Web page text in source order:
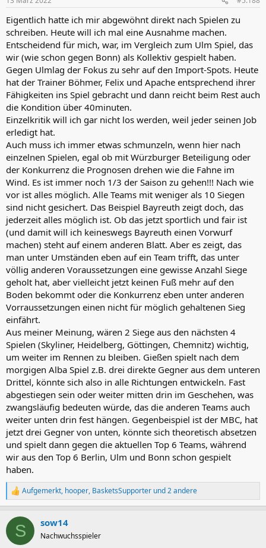
e
:
Eigentlich hatte ich mir abgewöhnt direkt nach Spielen zu
schreiben. Heute will ich mal eine Ausnahme machen.
Entscheidend für mich, war, im Vergleich zum Ulm Spiel, das
wir (wie schon gegen Bonn) als Kollektiv gespielt haben.
Gegen Ulmlag der Fokus zu sehr auf den Import-Spots. Heute
hat der Trainer Böhmer, Felix und Apache entsprechend ihrer
Fähigkeiten ins Spiel gebracht und dann reicht beim Rest auch
die Kondition über 40minuten.
Einzelkritik will ich gar nicht los werden, weil jeder seinen Job
erledigt hat.
Auch muss ich immer etwas schmunzeln, wenn hier nach
einzelnen Spielen, egal ob mit Würzburger Beteiligung oder
der Konkurrenz die Prognosen drehen wie die Fahne im
Wind. Es ist immer noch 1/3 der Saison zu gehen!!! Nach wie
vor ist alles möglich. Alle Teams mit weniger als 10 Siegen
sind nicht gesichert. Das Beispiel Bayreuth zeigt doch, das
jederzeit alles möglich ist. Ob das jetzt sportlich und fair ist
(und damit will ich keineswegs Bayreuth einen Vorwurf
machen) steht auf einem anderen Blatt. Aber es zeigt, das
man unter Umständen eben auf ein Team trifft, das unter
völlig anderen Voraussetzungen eine gewisse Anzahl Siege
geholt hat, aber vielleicht jetzt keinen Fuß mehr auf den
Boden bekommt oder die Konkurrenz eben unter anderen
Vorraussetzungen einen nicht für möglich gehaltenen Sieg
einfährt.
Aus meiner Meinung, wären 2 Siege aus den nächsten 4
Spielen (Skyliner, Heidelberg, Göttingen, Chemnitz) wichtig,
um weiter im Rennen zu bleiben. Gießen spielt nach dem
morgigen Alba Spiel z.B. drei direkte Gegner aus dem unteren
Drittel, könnte sich also in alle Richtungen entwickeln. Fast
abgestiegen sein oder weiter mitten drin im Geschehen, was
zwangsläufig bedeuten würde, das die anderen Teams auch
weiter unten drin fest hängen. Gegenbeispiel ist der MBC, hat
jetzt drei Gegner von unten, könnte sich theoretisch absetzen
und spielt dann gegen die aktuellen Top 6 Teams, während
wir aus den Top 6 Berlin, Ulm und Bonn schon gespielt
haben.
R
e
k
i
Aufgemerkt, hooper, BasketsSupporter und 2 andere
S sow14
Nachwuchsspieler